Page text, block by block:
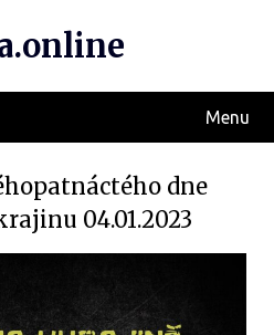
Menu
dne
04.01.2023